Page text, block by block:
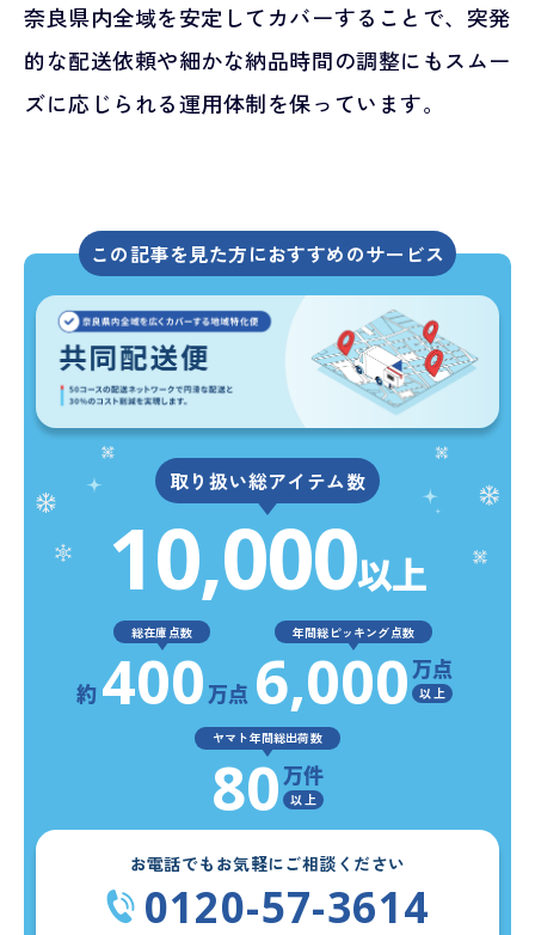
奈良県内全域を安定してカバーすることで、突発
的な配送依頼や細かな納品時間の調整にもスムー
ズに応じられる運用体制を保っています。
この記事を見た方におすすめのサービス
取り扱い総アイテム数
10,000以上
総在庫点数
約 400 万点
年間総ピッキング点数
6,000 万点
以 上
ヤマト年間総出荷数
80 万件
以 上
お電話でもお気軽にご相談ください
0120-57-3614